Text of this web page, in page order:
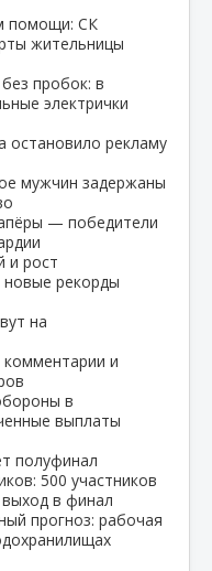
помощи: СК
жительницы
пробок: в
электрички
остановило рекламу
мужчин задержаны
— победители
и рост
рекорды
на
и
в
выплаты
полуфинал
500 участников
в финал
прогноз: рабочая